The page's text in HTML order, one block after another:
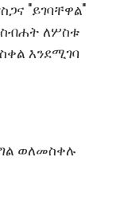
"ይገባቸዋል"
ለሦስቱ
እንደሚገባ
ወለመስቀሉ